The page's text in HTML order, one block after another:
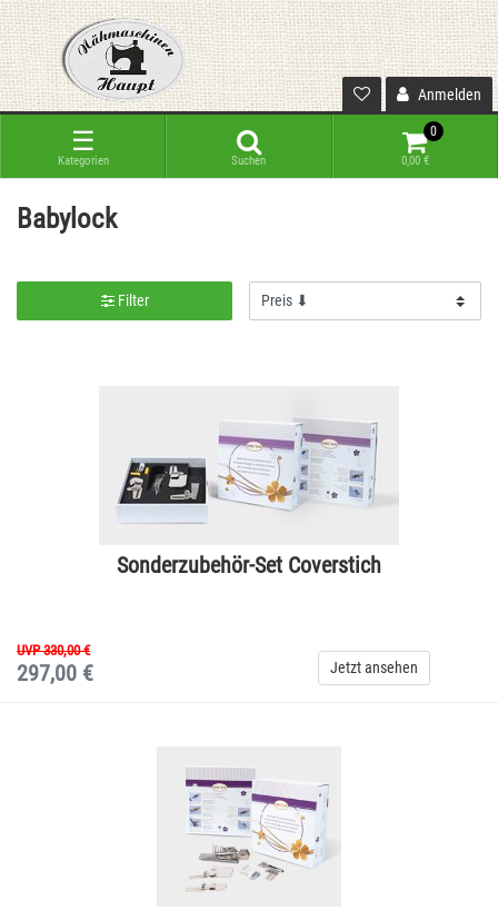
Anmelden
☰
Kategorien Suchen
0
0,00 €
Babylock
Filter
Sonderzubehör-Set Coverstich
UVP 330,00 €
297,00 € Jetzt ansehen